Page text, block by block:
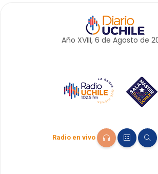
Año XVIII, 6 de Agosto de
Radio en vivo